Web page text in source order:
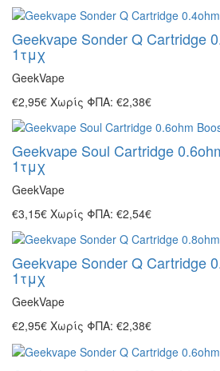
Geekvape Sonder Q Cartridge
1τμχ
GeekVape
€2,95€ Χωρίς ΦΠΑ: €2,38€
Geekvape Soul Cartridge
1τμχ
GeekVape
€3,15€ Χωρίς ΦΠΑ: €2,54€
Geekvape Sonder Q Cartridge
1τμχ
GeekVape
€2,95€ Χωρίς ΦΠΑ: €2,38€